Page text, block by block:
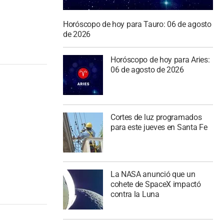
Horóscopo de hoy para Tauro: 06 de agosto
de 2026
Horóscopo de hoy para Aries:
06 de agosto de 2026
Cortes de luz programados
para este jueves en Santa Fe
La NASA anunció que un
cohete de SpaceX impactó
contra la Luna